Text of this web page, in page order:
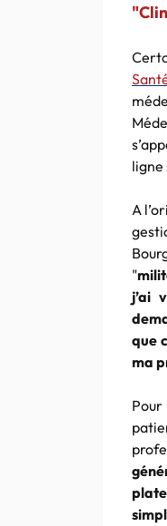
ligne
A
"
j’ai
que
ma